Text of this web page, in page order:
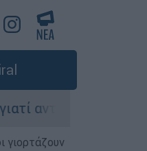
οι ΗΠΑ
γιορτάζουν